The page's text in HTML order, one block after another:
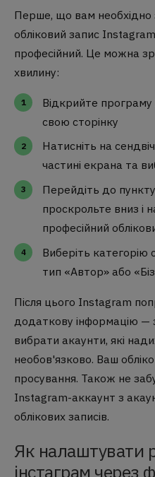
Перше, що вам необхідно
обліковий запис
професійний. Це можна
хвилину:
Відкрийте
свою сторінку
Натисніть на
частині екрана та
Перейдіть до
проскрольте вниз і
професійний
Виберіть категорію
тип «Автор» або
Після цього Instagram
додаткову інформацію —
вибрати акаунти, які
необов'язково. Ваш
просування. Також не
Instagram-аккаунт з
облікових записів.
Як налаштувати
інстаграм через